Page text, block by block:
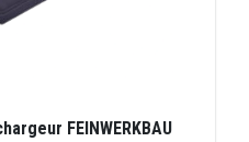
FEINWERKBAU